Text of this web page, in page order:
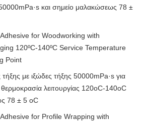
και σημείο μαλακώσεως 78 ±
for Woodworking with
120ºC-140ºC Service Temperature
Point
με ιξώδες τήξης 50000mPa·s για
λειτουργίας 120oC-140oC
78 ± 5 oC
for Profile Wrapping with